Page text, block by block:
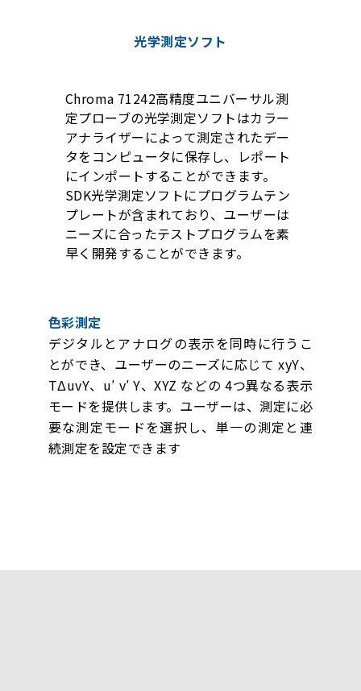
光学測定ソフト
Chroma 71242高精度ユニバーサル測
定プローブの光学測定ソフトはカラー
アナライザーによって測定されたデー
タをコンピュータに保存し、レポート
にインポートすることができます。
SDK光学測定ソフトにプログラムテン
プレートが含まれており、ユーザーは
ニーズに合ったテストプログラムを素
早く開発することができます。
色彩測定
デジタルとアナログの表示を同時に行うこ
とができ、ユーザーのニーズに応じて xyY、
TΔuvY、u′ v′ Y、XYZ などの 4つ異なる表示
モードを提供します。ユーザーは、測定に必
要な測定モードを選択し、単一の測定と連
続測定を設定できます